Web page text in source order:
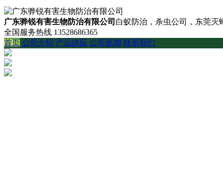
广东骅锐有害生物防治有限公司 白蚁防治，杀虫公司，东莞灭
全国服务热线 13528686365
首页 公司介绍 产品供应 公司新闻 联系我们